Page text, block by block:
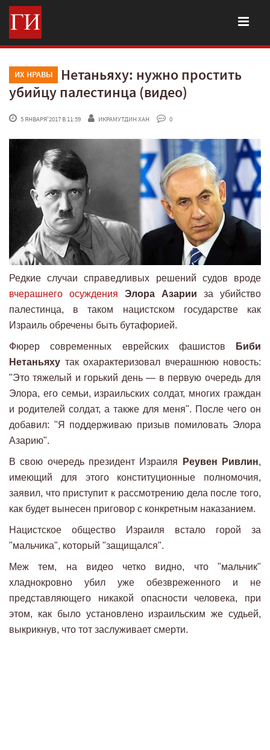
ИХ НРАВЫ
Нетаньяху: нужно простить
убийцу палестинца (видео)
5 ЯНВАРЯ'2017 В 11:59 ИКРАМУТДИН ХАН 0
Редкие случаи справедливых решений судов вроде
вчерашнего осуждения
Элора Азарии за убийство
палестинца, в таком нацистском государстве как
Израиль обречены быть бутафорией.
Фюрер современных еврейских фашистов
Биби
Нетаньяху так охарактеризовал вчерашнюю новость:
"Это тяжелый и горький день — в первую очередь для
Элора, его семьи, израильских солдат, многих граждан
и родителей солдат, а также для меня". После чего он
добавил: "Я поддерживаю призыв помиловать Элора
Азарию".
В свою очередь президент Израиля Реувен Ривлин,
имеющий для этого конституционные полномочия,
заявил, что приступит к рассмотрению дела после того,
как будет вынесен приговор с конкретным наказанием.
Нацистское общество Израиля встало горой за
"мальчика", который "защищался".
Меж тем, на видео четко видно, что "мальчик"
хладнокровно убил уже обезвреженного и не
представляющего никакой опасности человека, при
этом, как было установлено израильским же судьей,
выкрикнув, что тот заслуживает смерти.